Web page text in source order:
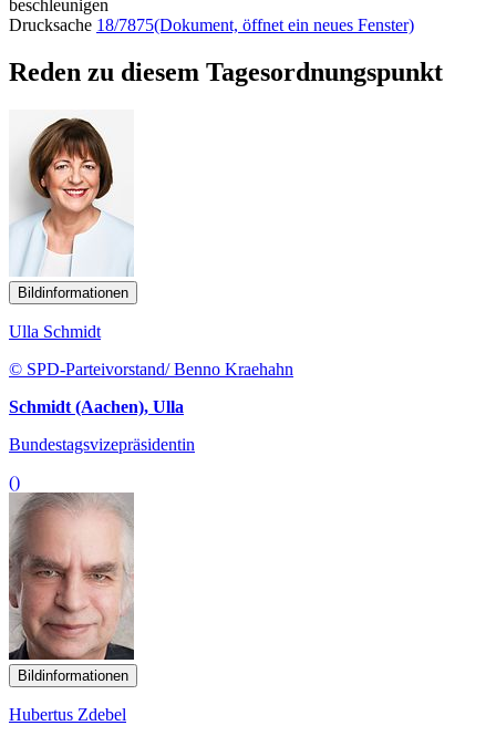
beschleunigen
Drucksache 18/7875(Dokument, öffnet ein neues Fenster)
Reden zu diesem Tagesordnungspunkt
Bildinformationen
Ulla Schmidt
© SPD-Parteivorstand/ Benno Kraehahn
Schmidt (Aachen), Ulla
Bundestagsvizepräsidentin
()
Bildinformationen
Hubertus Zdebel